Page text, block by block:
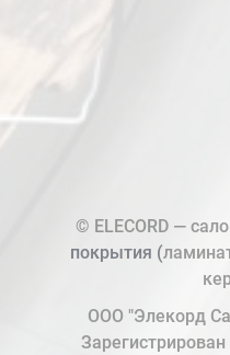
© ELECORD —
покрытия (
ООО "Элекорд